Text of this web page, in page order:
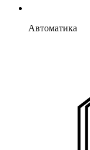
Автоматика